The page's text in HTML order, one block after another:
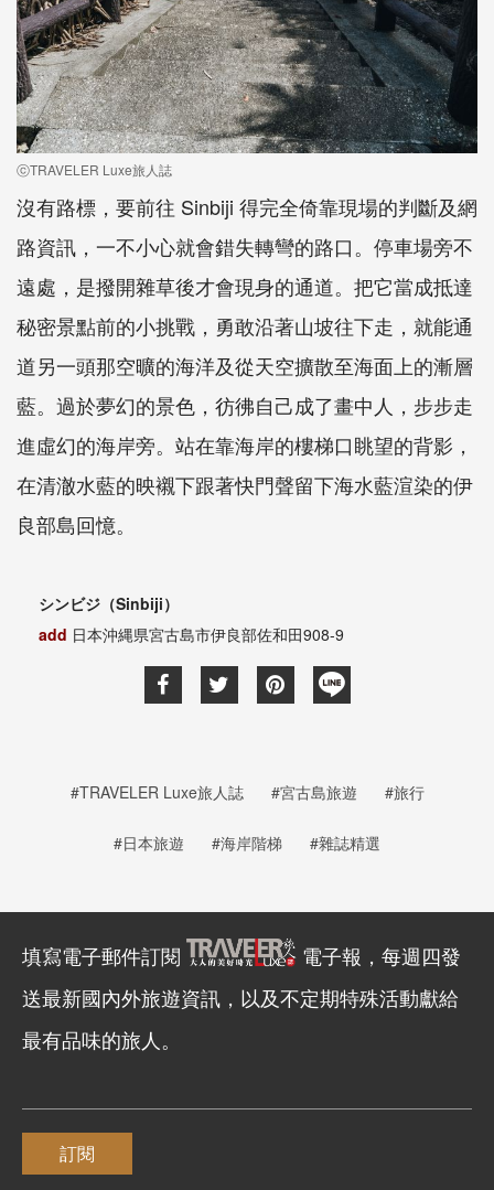
ⓒTRAVELER Luxe旅人誌
沒有路標，要前往 Sinbiji 得完全倚靠現場的判斷及網
路資訊，一不小心就會錯失轉彎的路口。停車場旁不
遠處，是撥開雜草後才會現身的通道。把它當成抵達
秘密景點前的小挑戰，勇敢沿著山坡往下走，就能通
道另一頭那空曠的海洋及從天空擴散至海面上的漸層
藍。過於夢幻的景色，彷彿自己成了畫中人，步步走
進虛幻的海岸旁。站在靠海岸的樓梯口眺望的背影，
在清澈水藍的映襯下跟著快門聲留下海水藍渲染的伊
良部島回憶。
シンビジ（Sinbiji）
add 日本沖縄県宮古島市伊良部佐和田908-9
#TRAVELER Luxe旅人誌 #宮古島旅遊 #旅行
#日本旅遊 #海岸階梯 #雜誌精選
填寫電子郵件訂閱
電子報，每週四發
送最新國內外旅遊資訊，以及不定期特殊活動獻給
最有品味的旅人。
訂閱